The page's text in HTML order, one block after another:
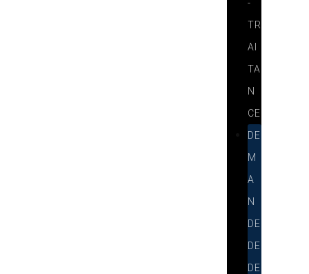
-
TR
AI
TA
N
CE
DE
M
A
N
DE
DE
DE